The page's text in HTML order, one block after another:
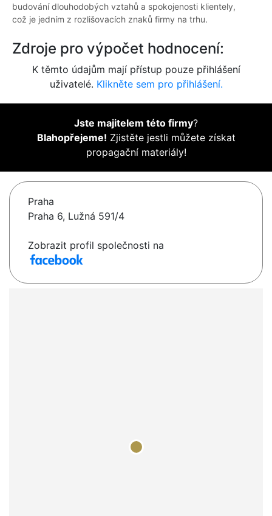
budování dlouhodobých vztahů a spokojenosti klientely,
což je jedním z rozlišovacích znaků firmy na trhu.
Zdroje pro výpočet hodnocení:
K těmto údajům mají přístup pouze přihlášení
uživatelé. Klikněte sem pro přihlášení.
Jste majitelem této firmy?
Blahopřejeme! Zjistěte jestli můžete získat
propagační materiály!
Praha
Praha 6, Lužná 591/4
Zobrazit profil společnosti na